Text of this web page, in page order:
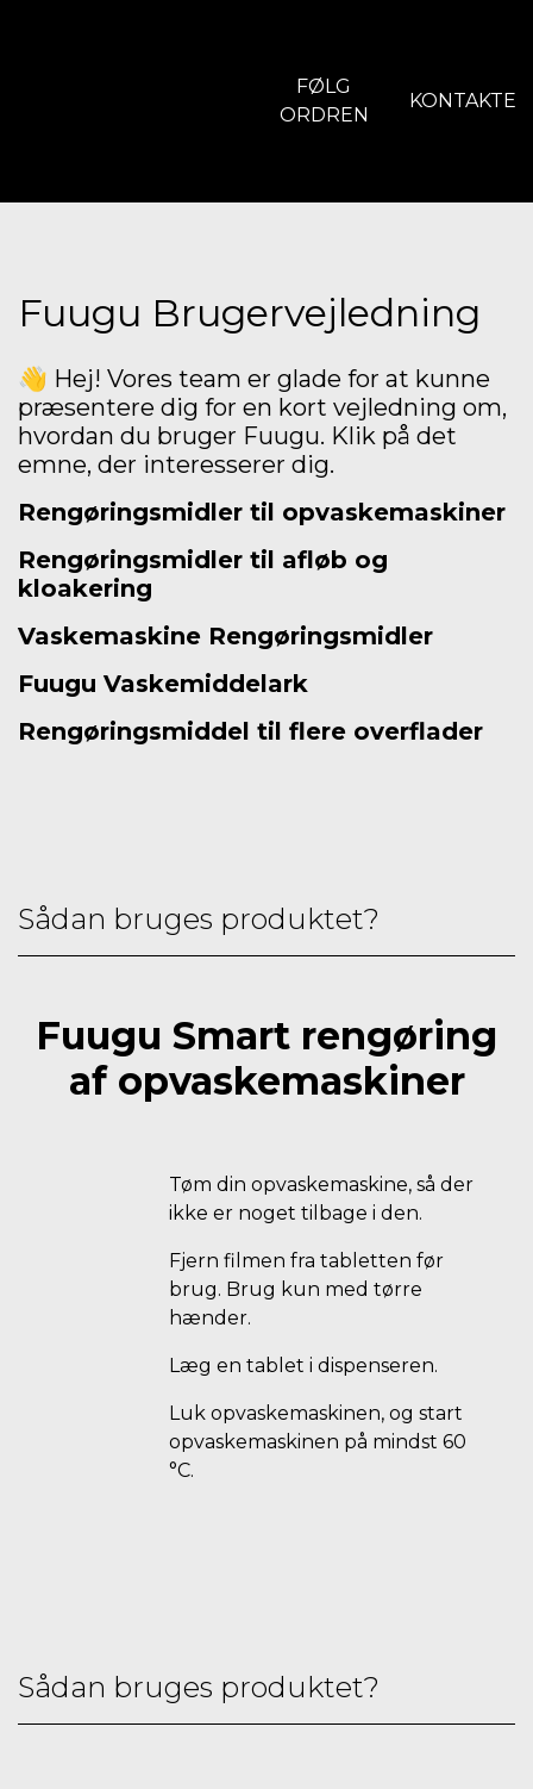
FØLG
ORDREN
KONTAKTE
Fuugu Brugervejledning
👋 Hej! Vores team er glade for at kunne
præsentere dig for en kort vejledning om,
hvordan du bruger Fuugu. Klik på det
emne, der interesserer dig.
Rengøringsmidler til opvaskemaskiner
Rengøringsmidler til afløb og
kloakering
Vaskemaskine Rengøringsmidler
Fuugu Vaskemiddelark
Rengøringsmiddel til flere overflader
Sådan bruges produktet?
Tøm din opvaskemaskine, så der
ikke er noget tilbage i den.
Fjern filmen fra tabletten før
brug. Brug kun med tørre
hænder.
Læg en tablet i dispenseren.
Luk opvaskemaskinen, og start
opvaskemaskinen på mindst 60
°C.
Fuugu Smart rengøring
af opvaskemaskiner
Sådan bruges produktet?